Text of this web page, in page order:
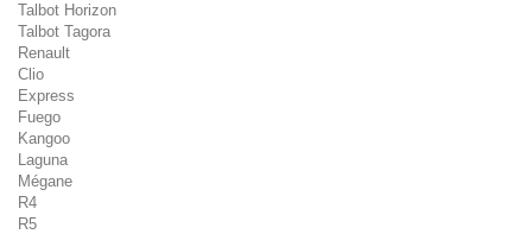
Talbot Horizon
Talbot Tagora
Renault
Clio
Express
Fuego
Kangoo
Laguna
Mégane
R4
R5